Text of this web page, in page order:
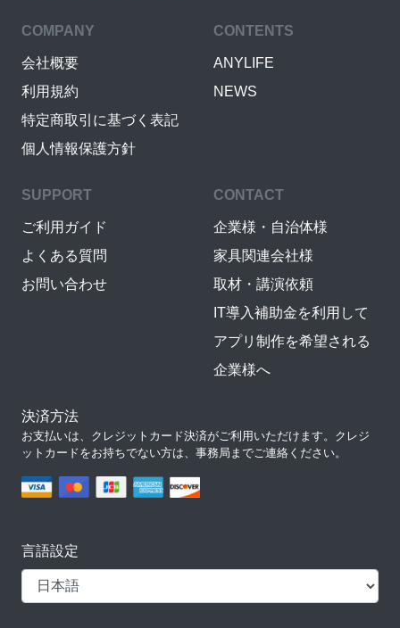
COMPANY
会社概要
利用規約
特定商取引に基づく表記
個人情報保護方針
CONTENTS
ANYLIFE
NEWS
SUPPORT
ご利用ガイド
よくある質問
お問い合わせ
CONTACT
企業様・自治体様
家具関連会社様
取材・講演依頼
IT導入補助金を利用して
アプリ制作を希望される
企業様へ
決済方法
お支払いは、クレジットカード決済がご利用いただけます。クレジ
ットカードをお持ちでない方は、事務局までご連絡ください。
言語設定